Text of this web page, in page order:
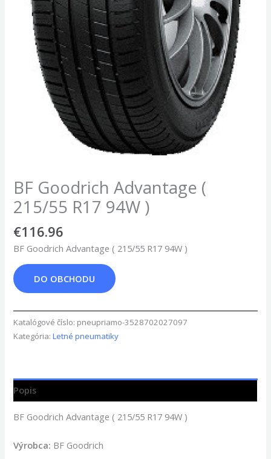
BF Goodrich Advantage (
215/55 R17 94W )
€116.96
BF Goodrich Advantage ( 215/55 R17 94W )
DO OBCHODU
Katalógové číslo: pneupriamo-3528702027097
Kategória:Letné pneumatiky
Popis
BF Goodrich Advantage ( 215/55 R17 94W )
Výrobca: BF Goodrich